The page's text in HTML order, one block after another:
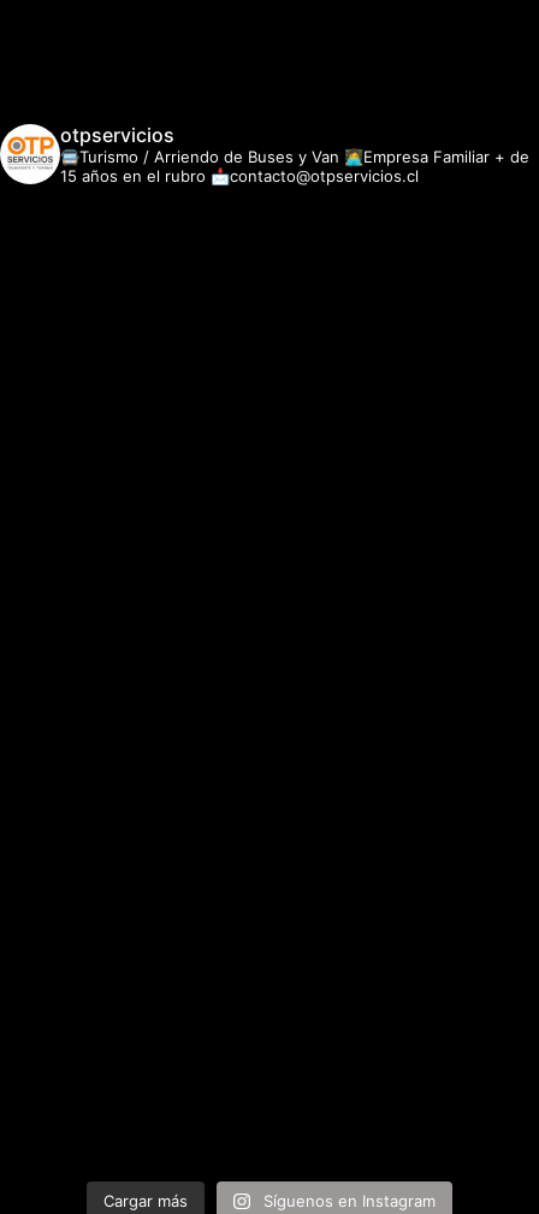
otpservicios
🚍Turismo / Arriendo de Buses y Van 👩‍💻Empresa Familiar + de
15 años en el rubro 📩contacto@otpservicios.cl
Cargar más Síguenos en Instagram